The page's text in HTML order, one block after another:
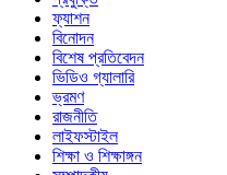
ফ্যাশন
বিনোদন
বিশেষ প্রতিবেদন
ভিডিও গ্যালারি
ভ্রমণ
রাজনীতি
লাইফস্টাইল
শিক্ষা ও শিক্ষাঙ্গন